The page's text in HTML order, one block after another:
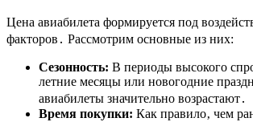
Цена авиабилета формируется под
факторов․ Рассмотрим основные из них:
Сезонность: В периоды высокого
летние месяцы или новогодние
авиабилеты значительно возрастают․
Время покупки: Как правило‚ чем